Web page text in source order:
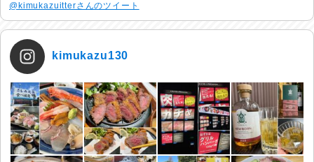
@kimukazuitterさんのツイート
kimukazu130